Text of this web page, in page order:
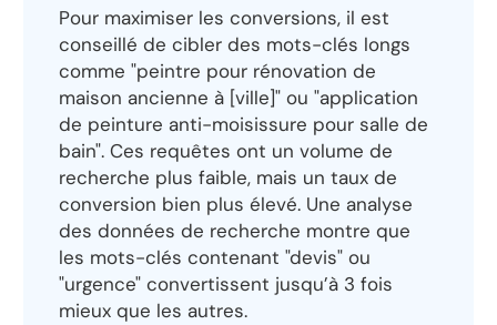
Pour maximiser les conversions, il est
conseillé de cibler des mots-clés longs
comme "peintre pour rénovation de
maison ancienne à [ville]" ou "application
de peinture anti-moisissure pour salle de
bain". Ces requêtes ont un volume de
recherche plus faible, mais un taux de
conversion bien plus élevé. Une analyse
des données de recherche montre que
les mots-clés contenant "devis" ou
"urgence" convertissent jusqu’à 3 fois
mieux que les autres.